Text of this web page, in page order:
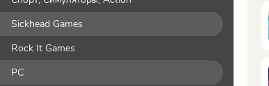
Sickhead Games
Rock It Games
PC